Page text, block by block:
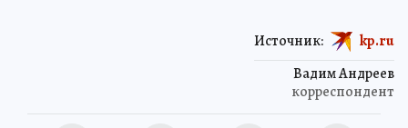
Вадим Андреев
корреспондент
Источник: kp.ru